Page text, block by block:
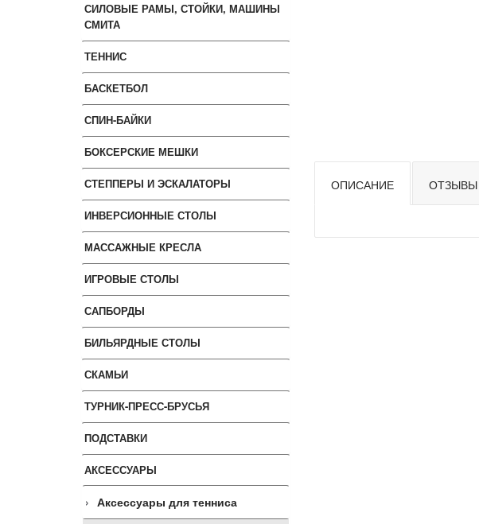
СИЛОВЫЕ РАМЫ, СТОЙКИ, МАШИНЫ
СМИТА
ТЕННИС
БАСКЕТБОЛ
СПИН-БАЙКИ
БОКСЕРСКИЕ МЕШКИ
СТЕППЕРЫ И ЭСКАЛАТОРЫ
ИНВЕРСИОННЫЕ СТОЛЫ
МАССАЖНЫЕ КРЕСЛА
ИГРОВЫЕ СТОЛЫ
САПБОРДЫ
БИЛЬЯРДНЫЕ СТОЛЫ
СКАМЬИ
ТУРНИК-ПРЕСС-БРУСЬЯ
ПОДСТАВКИ
АКСЕССУАРЫ
Аксессуары для тенниса
ОПИСАНИЕ ОТЗЫВЫ